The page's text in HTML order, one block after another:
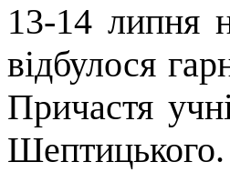
13-14 липня
відбулося
Причастя
Шептицького.